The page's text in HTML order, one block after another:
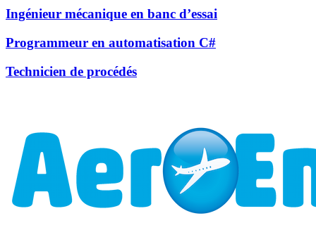
Ingénieur mécanique en banc d’essai
Programmeur en automatisation C#
Technicien de procédés